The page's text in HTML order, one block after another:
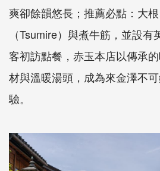
爽卻餘韻悠長；推薦必點：大
（Tsumire）與煮牛筋，並設
客初訪點餐，赤玉本店以傳承
材與溫暖湯頭，成為來金澤不
驗。